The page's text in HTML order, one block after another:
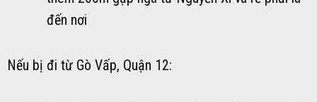
đến nơi
Nếu bị đi từ Gò Vấp, Quận 12: